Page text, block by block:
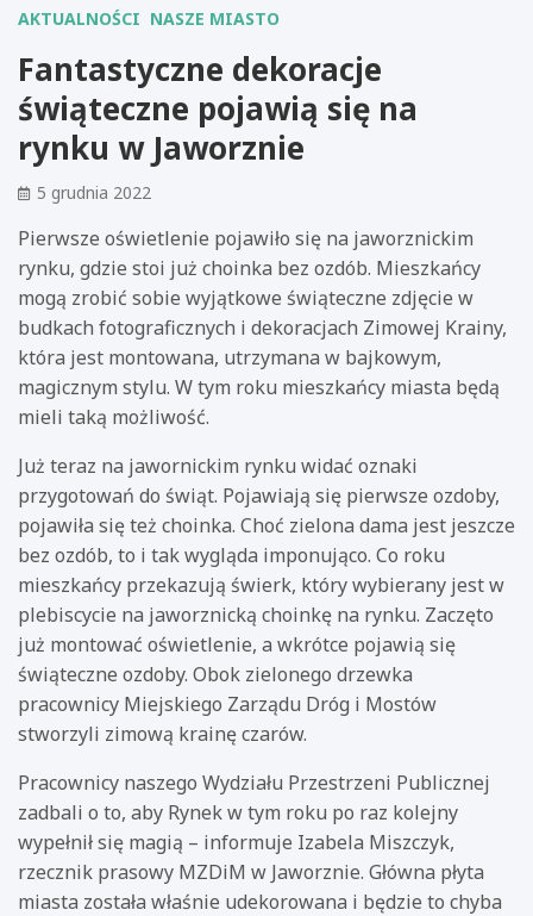
AKTUALNOŚCI NASZE MIASTO
Fantastyczne dekoracje
świąteczne pojawią się na
rynku w Jaworznie
5 grudnia 2022
Pierwsze oświetlenie pojawiło się na jaworznickim
rynku, gdzie stoi już choinka bez ozdób. Mieszkańcy
mogą zrobić sobie wyjątkowe świąteczne zdjęcie w
budkach fotograficznych i dekoracjach Zimowej Krainy,
która jest montowana, utrzymana w bajkowym,
magicznym stylu. W tym roku mieszkańcy miasta będą
mieli taką możliwość.
Już teraz na jawornickim rynku widać oznaki
przygotowań do świąt. Pojawiają się pierwsze ozdoby,
pojawiła się też choinka. Choć zielona dama jest jeszcze
bez ozdób, to i tak wygląda imponująco. Co roku
mieszkańcy przekazują świerk, który wybierany jest w
plebiscycie na jaworznicką choinkę na rynku. Zaczęto
już montować oświetlenie, a wkrótce pojawią się
świąteczne ozdoby. Obok zielonego drzewka
pracownicy Miejskiego Zarządu Dróg i Mostów
stworzyli zimową krainę czarów.
Pracownicy naszego Wydziału Przestrzeni Publicznej
zadbali o to, aby Rynek w tym roku po raz kolejny
wypełnił się magią – informuje Izabela Miszczyk,
rzecznik prasowy MZDiM w Jaworznie. Główna płyta
miasta została właśnie udekorowana i będzie to chyba